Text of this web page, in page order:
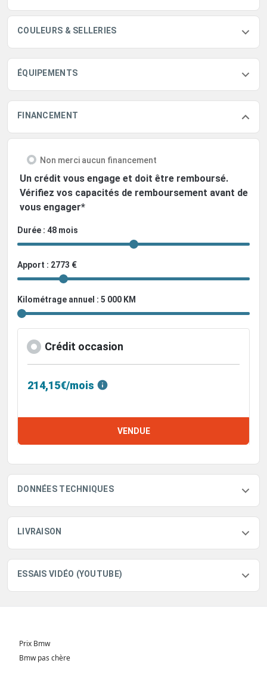
COULEURS & SELLERIES
ÉQUIPEMENTS
FINANCEMENT
Non merci aucun financement
Un crédit vous engage et doit être remboursé.
Vérifiez vos capacités de remboursement avant de
vous engager*
Durée : 48 mois
Apport : 2773 €
Kilométrage annuel : 5 000 KM
Crédit occasion
214,15€/mois
VENDUE
DONNÉES TECHNIQUES
LIVRAISON
ESSAIS VIDÉO (YOUTUBE)
Prix Bmw
Bmw pas chère